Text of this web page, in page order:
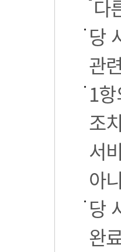
다
당
관
1
조
서
아
당
완